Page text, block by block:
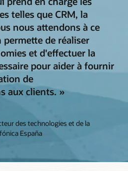
telles que CRM, la
nous attendons à ce
de réaliser
et d'effectuer la
pour aider à fournir
de
aux clients. »
des technologies et de la
España